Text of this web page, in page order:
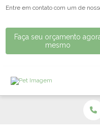
Entre em contato com um de
Faça seu orçamento
mesmo